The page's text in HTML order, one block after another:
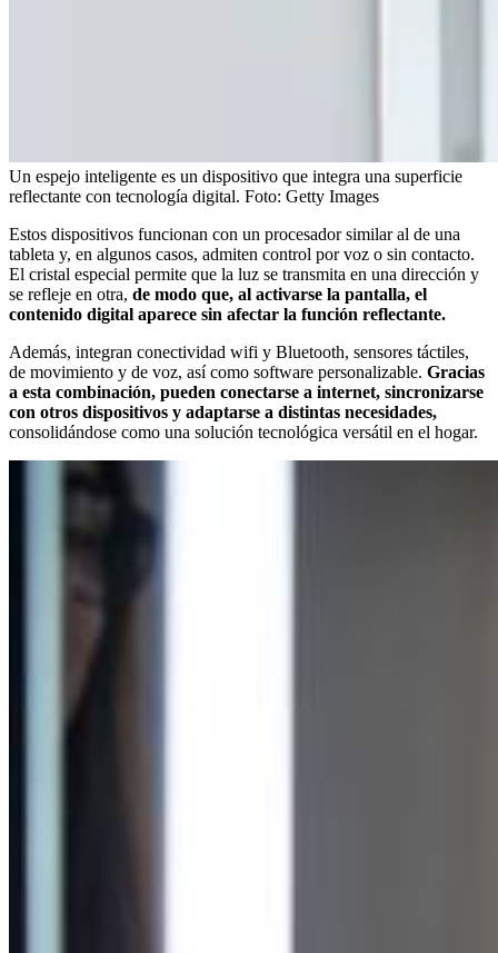
Un espejo inteligente es un dispositivo que integra una superficie
reflectante con tecnología digital. Foto: Getty Images
Estos dispositivos funcionan con un procesador similar al de una
tableta y, en algunos casos, admiten control por voz o sin contacto.
El cristal especial permite que la luz se transmita en una dirección y
se refleje en otra, de modo que, al activarse la pantalla, el
contenido digital aparece sin afectar la función reflectante.
Además, integran conectividad wifi y Bluetooth, sensores táctiles,
de movimiento y de voz, así como software personalizable. Gracias
a esta combinación, pueden conectarse a internet, sincronizarse
con otros dispositivos y adaptarse a distintas necesidades,
consolidándose como una solución tecnológica versátil en el hogar.